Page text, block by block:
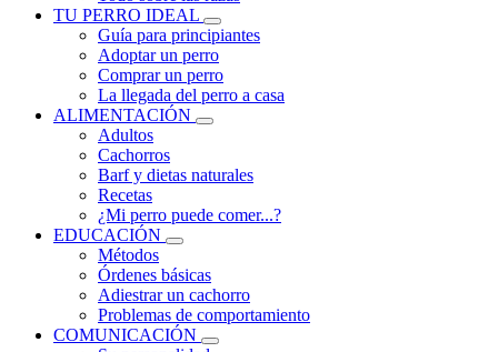
TU PERRO IDEAL
Guía para principiantes
Adoptar un perro
Comprar un perro
La llegada del perro a casa
ALIMENTACIÓN
Adultos
Cachorros
Barf y dietas naturales
Recetas
¿Mi perro puede comer...?
EDUCACIÓN
Métodos
Órdenes básicas
Adiestrar un cachorro
Problemas de comportamiento
COMUNICACIÓN